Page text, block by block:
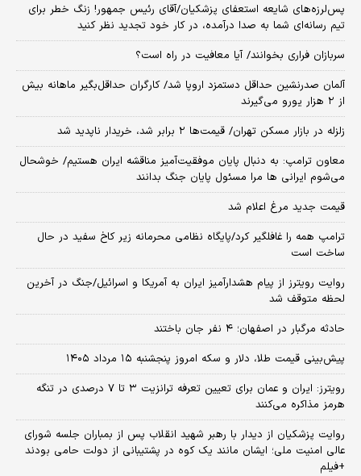
پس‌لرزه‌های شایعه استعفای پزشکیان/آقای رئیس جمهور! زنگ خطر برای
تیم رسانه‌ای شما به صدا درآمده، در کار خود تجدید نظر کنید
سربازان فراری بخوانند/ آیا معافیت در راه است؟
آلمان صدرنشین حداقل دستمزد اروپا شد/ کارگران حداقل‌بگیر ماهانه بیش
از ۲ هزار یورو می‌گیرند
زلزله در بازار مسکن تهران/ قیمت‌ها ۲ برابر شد، خریدار ناپدید شد
معاون ترامپ: به دنبال پایان موفقیت‌آمیز مناقشه ایران هستیم/ خوشحال
می‌شوم ایرانی ها مرا مسئول پایان جنگ بدانند
قیمت جدید مرغ اعلام شد
ترامپ همه را غافلگیر کرد/پایگاه نظامی محرمانه زیر کاخ سفید در حال
ساخت است
روایت رویترز از پیام هشدارآمیز ایران به آمریکا و اسرائیل/جنگ در آخرین
لحظه متوقف شد
حادثه مرگبار در اصفهان؛ ۴ نفر جان باختند
پیش‌بینی قیمت طلا، دلار و سکه امروز پنجشنبه ۱۵ مرداد ۱۴۰۵
رویترز: ایران و عمان برای تعیین تعرفه ترانزیت ۳ تا ۷ درصدی در تنگه
هرمز مذاکره می‌کنند
روایت پزشکیان از دیدار با رهبر شهید انقلاب پس از بمباران جلسه شورای
عالی امنیت ملی؛ ایشان مانند یک کوه در پشتیبانی از دولت حامی بودند
+فیلم